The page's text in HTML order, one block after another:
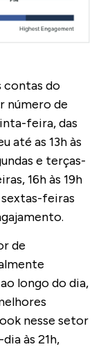
contas do
número de
feira, das
até as 13h às
e terças-
16h às 19h
sextas-feiras
de
longo do dia,
nesse setor
às 21h,